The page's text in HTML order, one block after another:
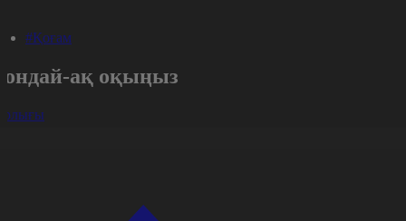
#Қоғам
ақ оқыңыз